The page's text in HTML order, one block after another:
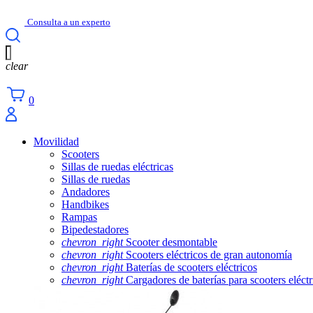
Consulta a un experto
clear
0
Movilidad
Scooters
Sillas de ruedas eléctricas
Sillas de ruedas
Andadores
Handbikes
Rampas
Bipedestadores
chevron_rightScooter desmontable
chevron_rightScooters eléctricos de gran autonomía
chevron_rightBaterías de scooters eléctricos
chevron_rightCargadores de baterías para scooters